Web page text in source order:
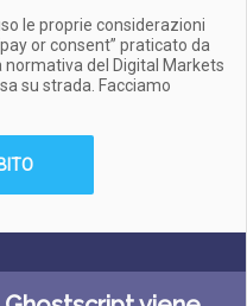
le proprie considerazioni
or consent” praticato da
del Digital Markets
su strada. Facciamo